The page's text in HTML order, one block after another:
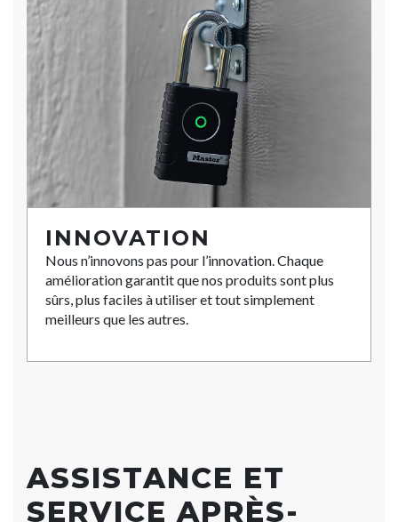
INNOVATION
Nous n’innovons pas pour l’innovation. Chaque
amélioration garantit que nos produits sont plus
sûrs, plus faciles à utiliser et tout simplement
meilleurs que les autres.
ASSISTANCE ET
SERVICE APRÈS-